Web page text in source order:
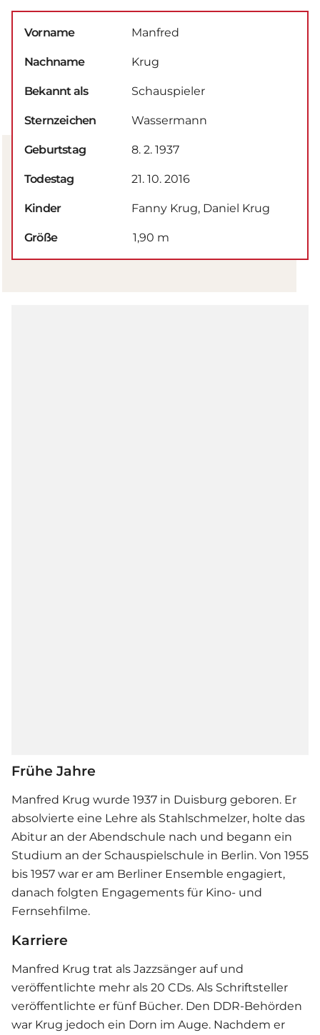
Vorname Manfred
Nachname Krug
Bekannt als Schauspieler
Sternzeichen Wassermann
Geburtstag 8. 2. 1937
Todestag 21. 10. 2016
Kinder Fanny Krug, Daniel Krug
Größe 1,90 m
Frühe Jahre
Manfred Krug wurde 1937 in Duisburg geboren. Er
absolvierte eine Lehre als Stahlschmelzer, holte das
Abitur an der Abendschule nach und begann ein
Studium an der Schauspielschule in Berlin. Von 1955
bis 1957 war er am Berliner Ensemble engagiert,
danach folgten Engagements für Kino- und
Fernsehfilme.
Karriere
Manfred Krug trat als Jazzsänger auf und
veröffentlichte mehr als 20 CDs. Als Schriftsteller
veröffentlichte er fünf Bücher. Den DDR-Behörden
war Krug jedoch ein Dorn im Auge. Nachdem er